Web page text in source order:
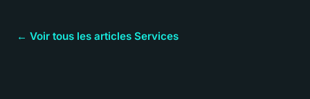
← Voir tous les articles Services